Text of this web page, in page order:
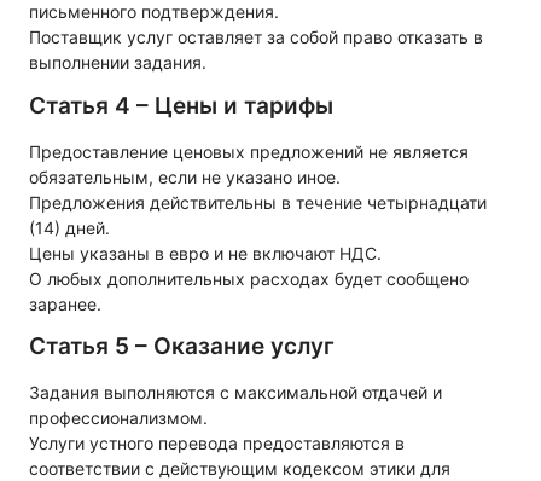
письменного подтверждения.
Поставщик услуг оставляет за собой право отказать в
выполнении задания.
Статья 4 – Цены и тарифы
Предоставление ценовых предложений не является
обязательным, если не указано иное.
Предложения действительны в течение четырнадцати
(14) дней.
Цены указаны в евро и не включают НДС.
О любых дополнительных расходах будет сообщено
заранее.
Статья 5 – Оказание услуг
Задания выполняются с максимальной отдачей и
профессионализмом.
Услуги устного перевода предоставляются в
соответствии с действующим кодексом этики для